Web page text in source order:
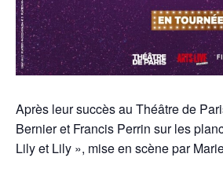
Après leur succès au Théâtre de
Bernier et Francis Perrin sur les
Lily et Lily », mise en scène par